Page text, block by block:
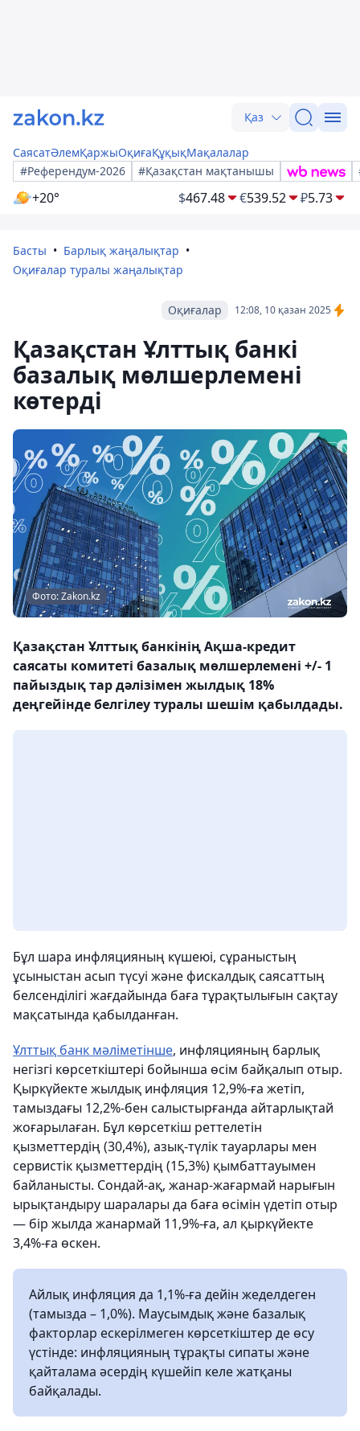
Қаз
СаясатӘлемҚаржыОқиғаҚұқықМақалалар
#Референдум-2026
#Қазақстан мақтанышы
+20° $467.48 €539.52 ₽5.73
Басты
Барлық жаңалықтар
Оқиғалар туралы жаңалықтар
12:08, 10 қазан 2025
Оқиғалар
Қазақстан Ұлттық банкі
базалық мөлшерлемені
көтерді
Фото: Zakon.kz
Қазақстан Ұлттық банкінің Ақша-кредит
саясаты комитеті базалық мөлшерлемені +/- 1
пайыздық тар дәлізімен жылдық 18%
деңгейінде белгілеу туралы шешім қабылдады.
Бұл шара инфляцияның күшеюі, сұраныстың
ұсыныстан асып түсуі және фискалдық саясаттың
белсенділігі жағдайында баға тұрақтылығын сақтау
мақсатында қабылданған.
Ұлттық банк мәліметінше, инфляцияның барлық
негізгі көрсеткіштері бойынша өсім байқалып отыр.
Қыркүйекте жылдық инфляция 12,9%-ға жетіп,
тамыздағы 12,2%-бен салыстырғанда айтарлықтай
жоғарылаған. Бұл көрсеткіш реттелетін
қызметтердің (30,4%), азық-түлік тауарлары мен
сервистік қызметтердің (15,3%) қымбаттауымен
байланысты. Сондай-ақ, жанар-жағармай нарығын
ырықтандыру шаралары да баға өсімін үдетіп отыр
— бір жылда жанармай 11,9%-ға, ал қыркүйекте
3,4%-ға өскен.
Айлық инфляция да 1,1%-ға дейін жеделдеген
(тамызда – 1,0%). Маусымдық және базалық
факторлар ескерілмеген көрсеткіштер де өсу
үстінде: инфляцияның тұрақты сипаты және
қайталама әсердің күшейіп келе жатқаны
байқалады.